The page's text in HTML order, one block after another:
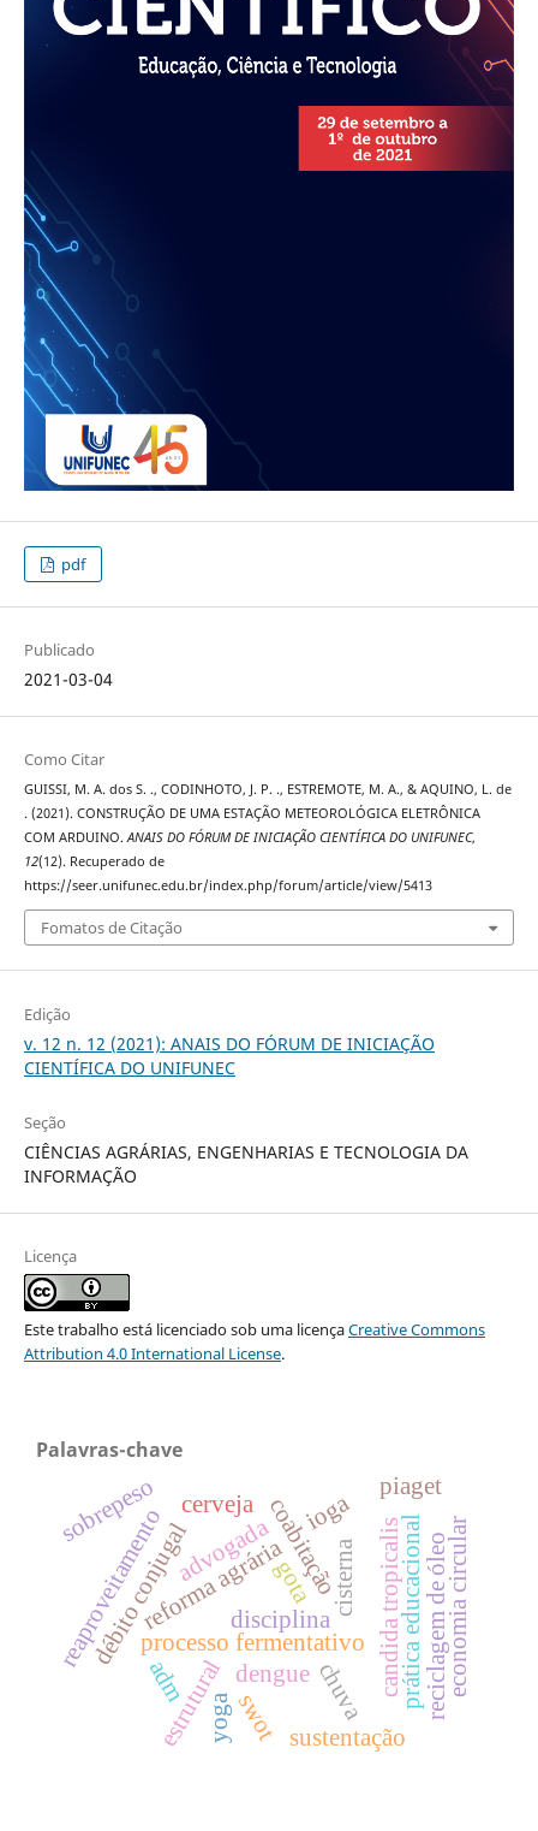
pdf
Publicado
2021-03-04
Como Citar
GUISSI, M. A. dos S. ., CODINHOTO, J. P. ., ESTREMOTE, M. A., & AQUINO, L. de
. (2021). CONSTRUÇÃO DE UMA ESTAÇÃO METEOROLÓGICA ELETRÔNICA
COM ARDUINO.ANAIS DO FÓRUM DE INICIAÇÃO CIENTÍFICA DO UNIFUNEC,
12(12). Recuperado de
https://seer.unifunec.edu.br/index.php/forum/article/view/5413
Fomatos de Citação
Edição
v. 12 n. 12 (2021): ANAIS DO FÓRUM DE INICIAÇÃO
CIENTÍFICA DO UNIFUNEC
Seção
CIÊNCIAS AGRÁRIAS, ENGENHARIAS E TECNOLOGIA DA
INFORMAÇÃO
Licença
Este trabalho está licenciado sob uma licençaCreative Commons
Attribution 4.0 International License.
Palavras-chave
dengue
processo fermentativo candida tropicalis
reforma agrária
estrutural
coabitação
débito conjugal
chuva
adm
reaproveitamento cisterna prática educacional
disciplina
advogada reciclagem de óleo
ioga
yoga
sobrepeso
gota
cerveja
swot
economia circular
sustentação
piaget